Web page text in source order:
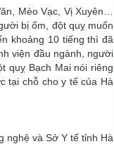
Mèo Vạc, Vị Xuyên…
bị ốm, đột quỵ muốn
khoảng 10 tiếng thì đã
viện đầu ngành, người
quỵ Bạch Mai nói riêng
tại chỗ cho y tế của Hà
và Sở Y tế tỉnh Hà